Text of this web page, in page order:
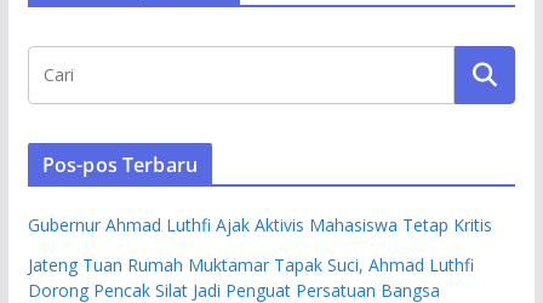
Pos-pos Terbaru
Gubernur Ahmad Luthfi Ajak Aktivis Mahasiswa Tetap Kritis
Jateng Tuan Rumah Muktamar Tapak Suci, Ahmad Luthfi
Dorong Pencak Silat Jadi Penguat Persatuan Bangsa